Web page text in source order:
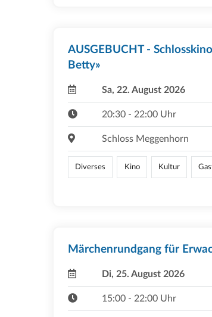
AUSGEBUCHT -
Betty»
Sa, 22. August 2026
20:30 - 22:00 Uhr
Schloss Meggenhorn
Diverses Kino Kultur
Märchenrundgang für
Di, 25. August 2026
15:00 - 22:00 Uhr